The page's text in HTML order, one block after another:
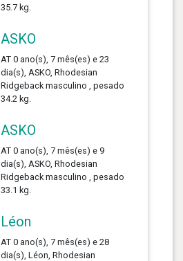
35.7 kg.
ASKO
AT 0 ano(s), 7 mês(es) e 23
dia(s), ASKO, Rhodesian
Ridgeback masculino , pesado
34.2 kg.
ASKO
AT 0 ano(s), 7 mês(es) e 9
dia(s), ASKO, Rhodesian
Ridgeback masculino , pesado
33.1 kg.
Léon
AT 0 ano(s), 7 mês(es) e 28
dia(s), Léon, Rhodesian